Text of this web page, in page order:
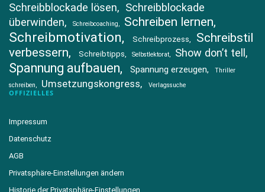
Schreibblockade lösen
Schreibblockade
überwinden
Schreibcoaching Schreiben lernen
Schreibmotivation Schreibprozess
Schreibstil
verbessern
Schreibtipps Selbstlektorat Show don’t tell
Spannung aufbauen Spannung erzeugen
Thriller
schreiben
Umsetzungskongress Verlagssuche
OFFIZIELLES
Impressum
Datenschutz
AGB
Privatsphäre-Einstellungen ändern
Historie der Privatsphäre-Einstellungen